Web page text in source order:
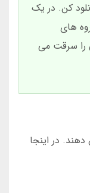
کن. در یک
گروه های
را سرقت می
در اینجا